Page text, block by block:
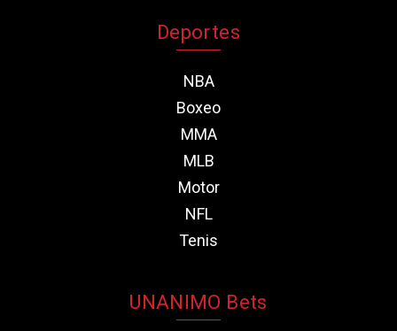
Deportes
NBA
Boxeo
MMA
MLB
Motor
NFL
Tenis
UNANIMO Bets